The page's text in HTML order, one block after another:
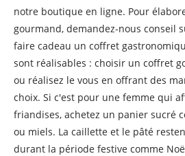
notre boutique en ligne. Pour
gourmand, demandez-nous conseil
faire cadeau un coffret
sont réalisables : choisir un coffret
ou réalisez le vous en offrant des
choix. Si c'est pour une femme qui
friandises, achetez un panier sucré
ou miels. La caillette et le pâté
durant la période festive comme